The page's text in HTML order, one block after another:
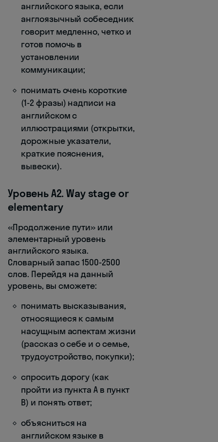
английского языка, если
англоязычный собеседник
говорит медленно, четко и
готов помочь в
установлении
коммуникации;
понимать очень короткие
(1-2 фразы) надписи на
английском с
иллюстрациями (открытки,
дорожные указатели,
краткие пояснения,
вывески).
Уровень А2. Way stage or
elementary
«Продолжение пути» или
элементарный уровень
английского языка.
Словарный запас 1500-2500
слов. Перейдя на данный
уровень, вы сможете:
понимать высказывания,
относящиеся к самым
насущным аспектам жизни
(рассказ о себе и о семье,
трудоустройство, покупки);
спросить дорогу (как
пройти из пункта А в пункт
В) и понять ответ;
объясниться на
английском языке в